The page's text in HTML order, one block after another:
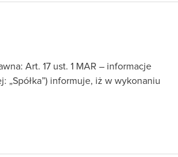
Art. 17 ust. 1 MAR – informacje
„Spółka”) informuje, iż w wykonaniu